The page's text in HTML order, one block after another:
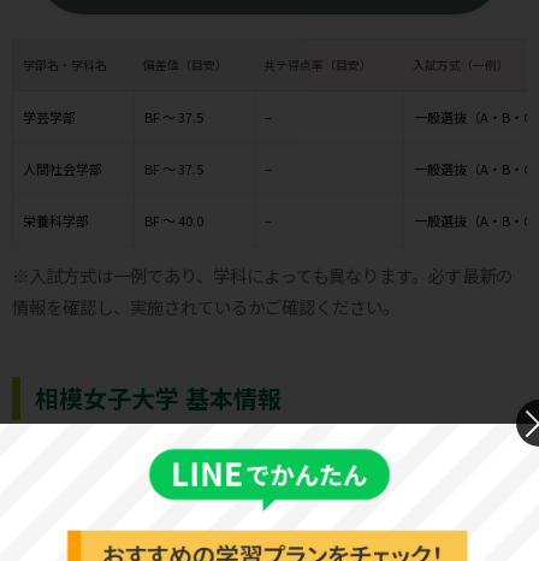
学部名・学科名 偏差値（目安） 共テ得点率（目安） 入試方式（一例）
学芸学部 BF ～ 37.5 – 一般選抜（A・B・C
人間社会学部 BF ～ 37.5 – 一般選抜（A・B・C
栄養科学部 BF ～ 40.0 – 一般選抜（A・B・C
※入試方式は一例であり、学科によっても異なります。必ず最新の
情報を確認し、実施されているかご確認ください。
相模女子大学 基本情報
公式サイト